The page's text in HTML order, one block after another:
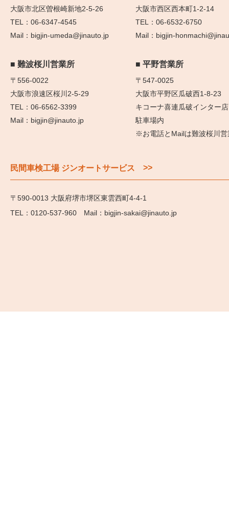
大阪市北区曽根崎新地2-5-26
06-6347-4545
bigjin-umeda@jinauto.jp
大阪市西区西本町1-2-14
06-6532-6750
bigjin-
難波桜川営業所
〒556-0022
大阪市浪速区桜川2-5-29
06-6562-3399
bigjin@jinauto.jp
平野営業所
〒547-0025
大阪市平野区瓜破西1-8-23
キコーナ喜連瓜破インター店
駐車場内
※お電話とMailは難波桜川営
民間車検工場 ジンオートサービス >>
〒590-0013 大阪府堺市堺区東雲西町4-4-1
0120-537-960
bigjin-sakai@jinauto.jp